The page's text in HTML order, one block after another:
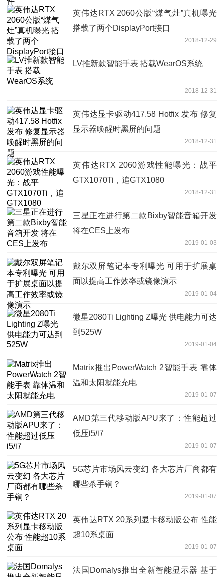
英伟达RTX 2060公版“煤气灶”真机曝光
搭载了两个DisplayPort接口
2018-12-29
LV推新款智能手表 搭载WearOS系统
2018-12-31
英伟达显卡驱动417.58 Hotfix 发布 修复
显示器唤醒时黑屏的问题
2018-12-31
英伟达RTX 2060游戏性能曝光：战平
GTX1070Ti，追GTX1080
2018-12-31
三星正在进行第二款Bixby智能音箱开发
将在CES上发布
2019-01-03
戴尔双屏笔记本专利曝光 可用于扩展桌
面以提高工作效率或镜像演示
2019-01-04
微星2080Ti Lighting Z曝光 供电能力可达
到525W
2019-01-04
Matrix推出PowerWatch 2智能手表 靠体
温和太阳就能充电
2019-01-07
AMD第三代移动版APU来了：性能超过
低压i5/i7
2019-01-07
5G芯片市场风云变幻 各大芯片厂商都有
哪些杀手锏？
2019-01-07
英伟达RTX 20系列显卡移动版公布 性能
超10系桌面
2019-01-07
法国Domalys推出全新智能显示器 基于